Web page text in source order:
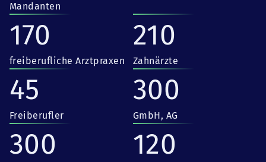
Mandanten
170
freiberufliche Arztpraxen
210
Zahnärzte
45
Freiberufler
300
GmbH, AG
300 120